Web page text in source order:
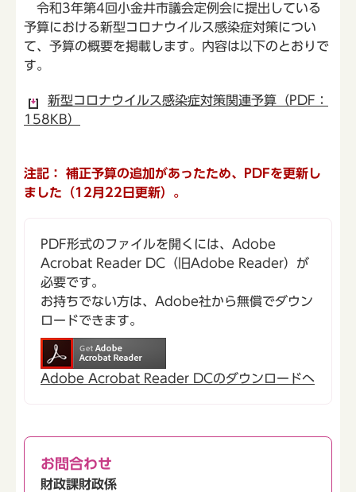
令和3年第4回小金井市議会定例会に提出している
予算における新型コロナウイルス感染症対策につい
て、予算の概要を掲載します。内容は以下のとおりで
す。
新型コロナウイルス感染症対策関連予算（PDF：
158KB）
注記： 補正予算の追加があったため、PDFを更新し
ました（12月22日更新）。
PDF形式のファイルを開くには、Adobe
Acrobat Reader DC（旧Adobe Reader）が
必要です。
お持ちでない方は、Adobe社から無償でダウン
ロードできます。
Adobe Acrobat Reader DCのダウンロードへ
お問合わせ
財政課財政係